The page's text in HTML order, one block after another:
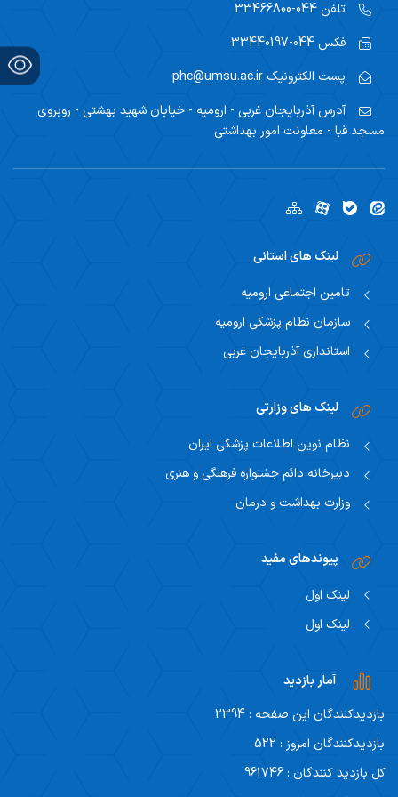
سلامت نوجوانان،جوانان و مدارس
مراقبت میانسالان
تلفن
فکس
پست الکترونیک
آدرس آذربایجان غربی - ارومیه - خیابان شهید بهشتی - روبروی
مسجد قبا - معاونت امور بهداشتی
لینک های استانی
تامین اجتماعی ارومیه
سازمان نظام پزشکی ارومیه
استانداری آذربایجان غربی
لینک های وزارتی
نظام نوین اطلاعات پزشکی ایران
دبیرخانه دائم جشنواره فرهنگی و هنری
وزارت بهداشت و درمان
پیوندهای مفید
لینک اول
لینک اول
آمار بازدید
بازدیدکنندگان این صفحه : 2394
بازدیدکنندگان امروز : 522
کل بازدید کنندگان : 961746